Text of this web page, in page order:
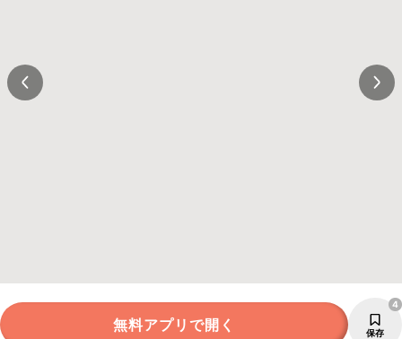
無料アプリで開く 保存
4